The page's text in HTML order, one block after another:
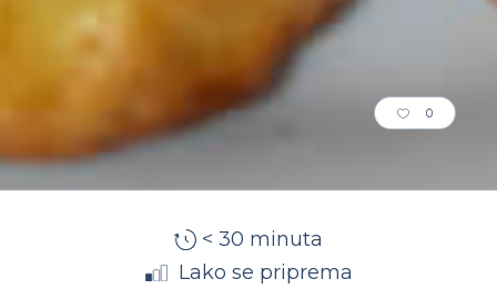
0
< 30 minuta
Lako se priprema